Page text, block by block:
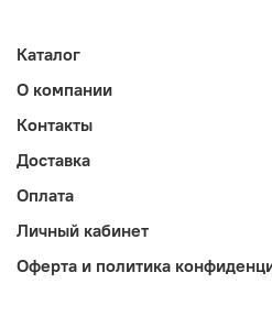
Каталог
О компании
Контакты
Доставка
Оплата
Личный кабинет
Оферта и политика